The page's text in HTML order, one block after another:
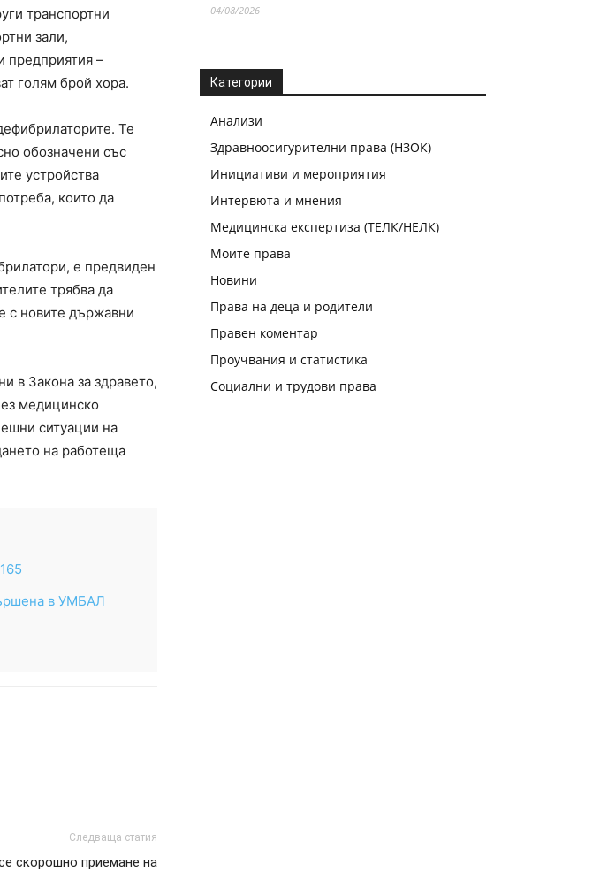
транспортни
зали,
предприятия –
голям брой хора.
Те
обозначени със
устройства
които да
е предвиден
трябва да
с новите държавни
в Закона за здравето,
медицинско
ситуации на
на работеща
в УМБАЛ
Следваща статия
скорошно приемане на
04/08/2026
Категории
Анализи
Здравноосигурителни права (НЗОК)
Инициативи и мероприятия
Интервюта и мнения
Медицинска експертиза (ТЕЛК/НЕЛК)
Моите права
Новини
Права на деца и родители
Правен коментар
Проучвания и статистика
Социални и трудови права